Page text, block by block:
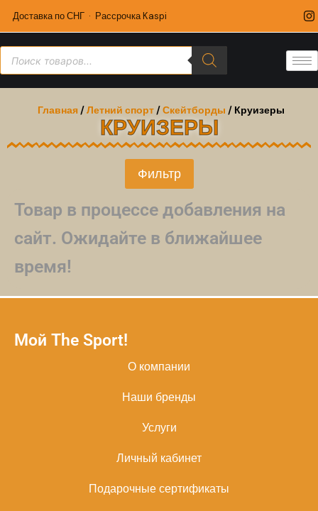
Доставка по СНГ · Рассрочка Kaspi
Главная/Летний спорт/Скейтборды / Круизеры
КРУИЗЕРЫ
Фильтр
Товар в процессе добавления на
сайт. Ожидайте в ближайшее
время!
Мой The Sport!
О компании
Наши бренды
Услуги
Личный кабинет
Подарочные сертификаты